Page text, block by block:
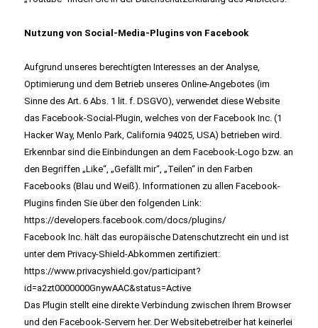
Nutzung von Social-Media-Plugins von Facebook
Aufgrund unseres berechtigten Interesses an der Analyse,
Optimierung und dem Betrieb unseres Online-Angebotes (im
Sinne des Art. 6 Abs. 1 lit. f. DSGVO), verwendet diese Website
das Facebook-Social-Plugin, welches von der Facebook Inc. (1
Hacker Way, Menlo Park, California 94025, USA) betrieben wird.
Erkennbar sind die Einbindungen an dem Facebook-Logo bzw. an
den Begriffen „Like“, „Gefällt mir“, „Teilen“ in den Farben
Facebooks (Blau und Weiß). Informationen zu allen Facebook-
Plugins finden Sie über den folgenden Link:
https://developers.facebook.com/docs/plugins/
Facebook Inc. hält das europäische Datenschutzrecht ein und ist
unter dem Privacy-Shield-Abkommen zertifiziert:
https://www.privacyshield.gov/participant?
id=a2zt0000000GnywAAC&status=Active
Das Plugin stellt eine direkte Verbindung zwischen Ihrem Browser
und den Facebook-Servern her. Der Websitebetreiber hat keinerlei